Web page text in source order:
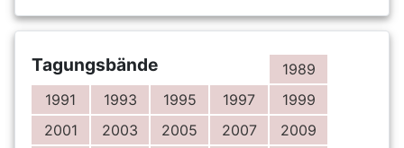
Tagungsbände
1989
1991
1993 1995 1997
1999
2001
2003 2005 2007
2009